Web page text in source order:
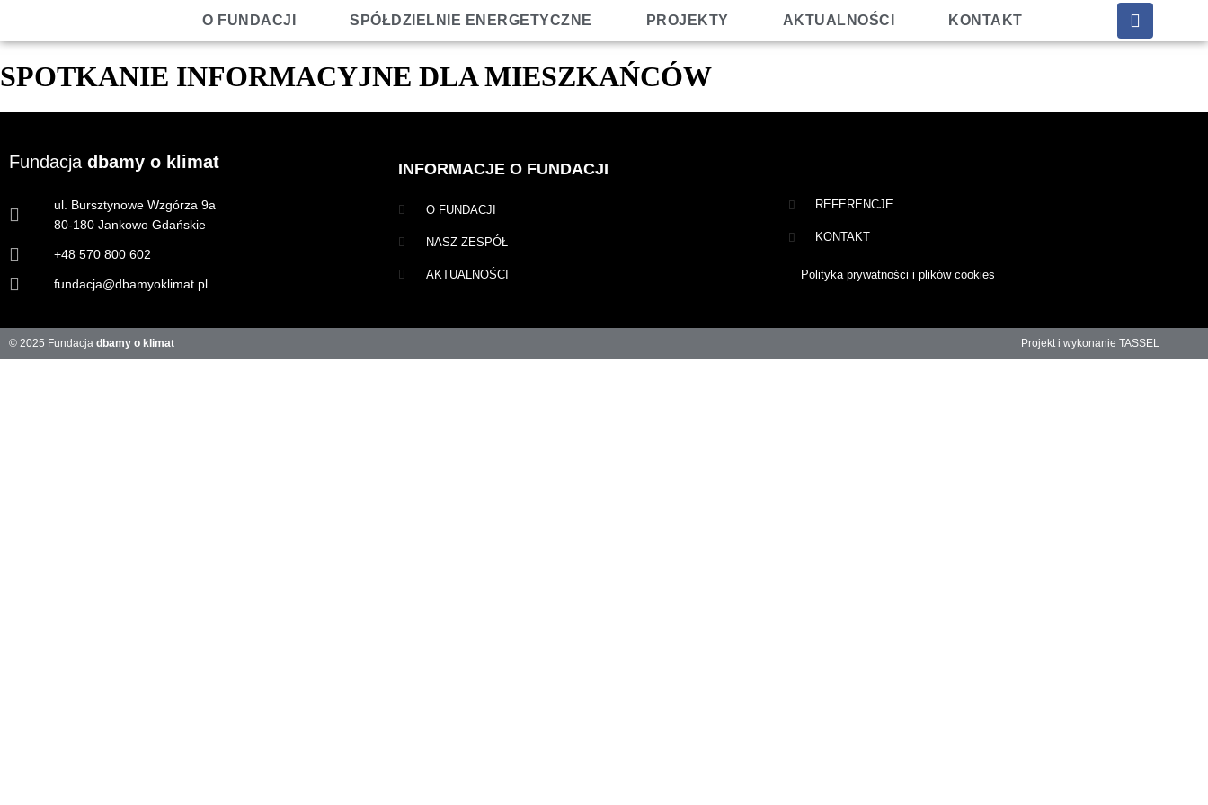
O FUNDACJI SPÓŁDZIELNIE ENERGETYCZNE PROJEKTY AKTUALNOŚCI KONTAKT
SPOTKANIE INFORMACYJNE DLA MIESZKAŃCÓW
Fundacja dbamy o klimat
ul. Bursztynowe Wzgórza 9a
80-180 Jankowo Gdańskie
+48 570 800 602
fundacja@dbamyoklimat.pl
INFORMACJE O FUNDACJI
O FUNDACJI
NASZ ZESPÓŁ
AKTUALNOŚCI
REFERENCJE
KONTAKT
Polityka prywatności i plików cookies
© 2025 Fundacja dbamy o klimat Projekt i wykonanie TASSEL